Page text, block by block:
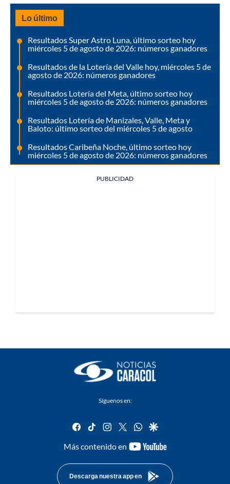
Lo último
Resultados Super Astro Luna, último sorteo hoy
miércoles 5 de agosto de 2026: números ganadores
Resultados de la Lotería del Valle hoy, miércoles 5 de
agosto de 2026: números ganadores
Resultados Lotería del Meta, último sorteo hoy
miércoles 5 de agosto de 2026: números ganadores
Resultados Lotería de Manizales, Valle, Meta y
Baloto: último sorteo del miércoles 5 de agosto
Resultados Caribeña Noche, último sorteo hoy
miércoles 5 de agosto de 2026: números ganadores
PUBLICIDAD
Síguenos en:
facebook
tiktok instagram
twitterwhatsapp
google
Más contenido en
youtube-
Descarga nuestra app en